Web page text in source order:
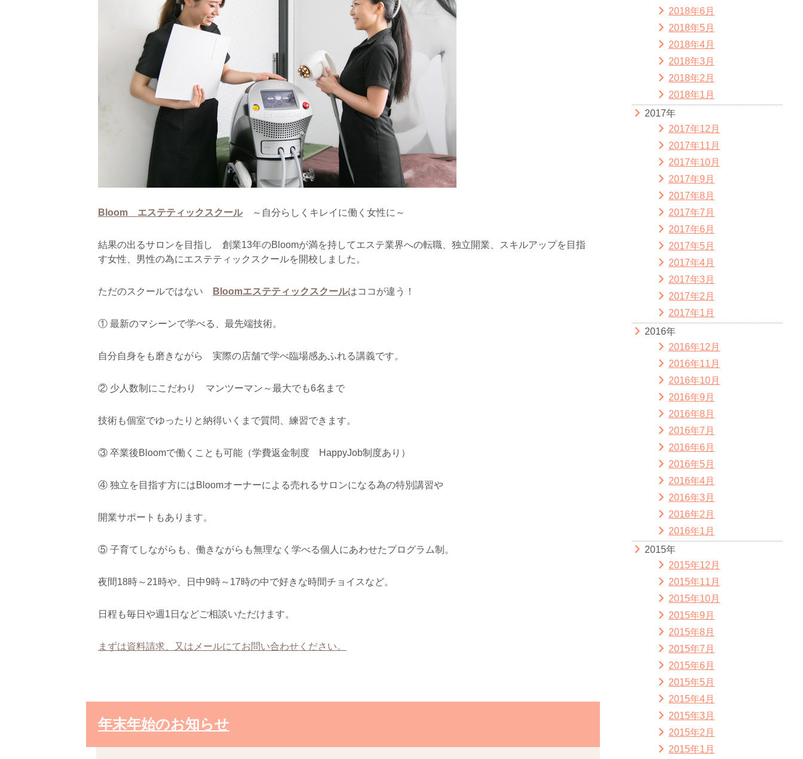
Bloom エステティックスクール～自分らしくキレイに働く女性に～
結果の出るサロンを目指し 創業13年のBloomが満を持してエステ業界への転職、独立開業、スキルアップを目指
す女性、男性の為にエステティックスクールを開校しました。
ただのスクールではない Bloomエステティックスクールはココが違う！
① 最新のマシーンで学べる、最先端技術。
自分自身をも磨きながら 実際の店舗で学べ臨場感あふれる講義です。
② 少人数制にこだわり マンツーマン～最大でも6名まで
技術も個室でゆったりと納得いくまで質問、練習できます。
③ 卒業後Bloomで働くことも可能（学費返金制度 HappyJob制度あり）
④ 独立を目指す方にはBloomオーナーによる売れるサロンになる為の特別講習や
開業サポートもあります。
⑤ 子育てしながらも、働きながらも無理なく学べる個人にあわせたプログラム制。
夜間18時～21時や、日中9時～17時の中で好きな時間チョイスなど。
日程も毎日や週1日などご相談いただけます。
まずは資料請求、又はメールにてお問い合わせください。
年末年始のお知らせ
2018年6月
2018年5月
2018年4月
2018年3月
2018年2月
2018年1月
2017年
2017年12月
2017年11月
2017年10月
2017年9月
2017年8月
2017年7月
2017年6月
2017年5月
2017年4月
2017年3月
2017年2月
2017年1月
2016年
2016年12月
2016年11月
2016年10月
2016年9月
2016年8月
2016年7月
2016年6月
2016年5月
2016年4月
2016年3月
2016年2月
2016年1月
2015年
2015年12月
2015年11月
2015年10月
2015年9月
2015年8月
2015年7月
2015年6月
2015年5月
2015年4月
2015年3月
2015年2月
2015年1月